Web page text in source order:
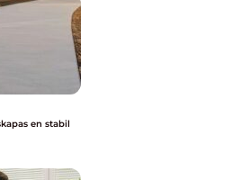
en stabil